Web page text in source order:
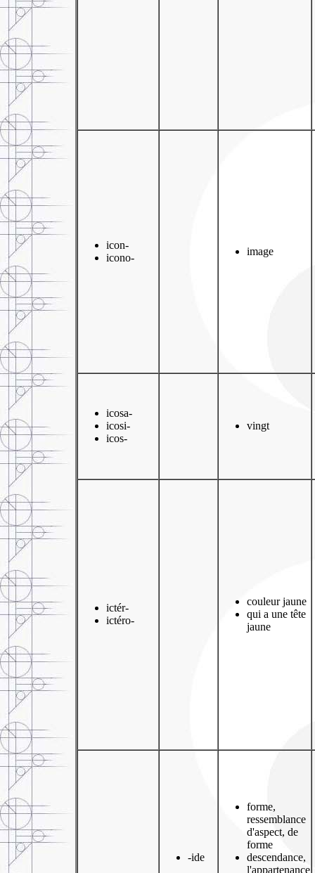
icon-
icono-
image
icosa-
icosi-
icos-
vingt
ictér-
ictéro-
couleur jaune
qui a une tête
jaune
-ide
forme,
ressemblance
d'aspect, de
forme
descendance,
l'appartenance